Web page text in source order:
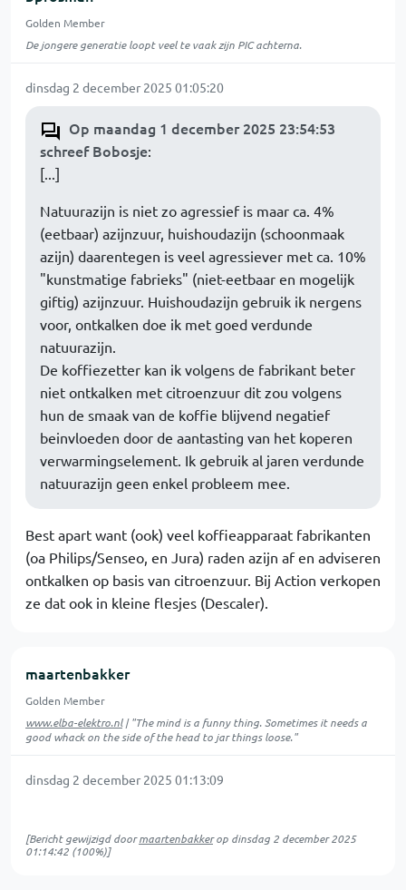
Golden Member
De jongere generatie loopt veel te vaak zijn PIC achterna.
dinsdag 2 december 2025 01:05:20
Op maandag 1 december 2025 23:54:53
schreef Bobosje:
[...]
Natuurazijn is niet zo agressief is maar ca. 4%
(eetbaar) azijnzuur, huishoudazijn (schoonmaak
azijn) daarentegen is veel agressiever met ca. 10%
"kunstmatige fabrieks" (niet-eetbaar en mogelijk
giftig) azijnzuur. Huishoudazijn gebruik ik nergens
voor, ontkalken doe ik met goed verdunde
natuurazijn.
De koffiezetter kan ik volgens de fabrikant beter
niet ontkalken met citroenzuur dit zou volgens
hun de smaak van de koffie blijvend negatief
beinvloeden door de aantasting van het koperen
verwarmingselement. Ik gebruik al jaren verdunde
natuurazijn geen enkel probleem mee.
Best apart want (ook) veel koffieapparaat fabrikanten
(oa Philips/Senseo, en Jura) raden azijn af en adviseren
ontkalken op basis van citroenzuur. Bij Action verkopen
ze dat ook in kleine flesjes (Descaler).
maartenbakker
Golden Member
www.elba-elektro.nl| "The mind is a funny thing. Sometimes it needs a
good whack on the side of the head to jar things loose."
dinsdag 2 december 2025 01:13:09
[Bericht gewijzigd doormaartenbakkerop dinsdag 2 december 2025
01:14:42 (100%)]